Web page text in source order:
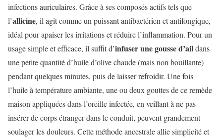
infections auriculaires. Grâce à ses composés actifs tels que
l’allicine, il agit comme un puissant antibactérien et antifongique,
idéal pour apaiser les irritations et réduire l’inflammation. Pour un
usage simple et efficace, il suffit d’infuser une gousse d’aildans
une petite quantité d’huile d’olive chaude (mais non bouillante)
pendant quelques minutes, puis de laisser refroidir. Une fois
l’huile à température ambiante, une ou deux gouttes de ce remède
maison appliquées dans l’oreille infectée, en veillant à ne pas
insérer de corps étranger dans le conduit, peuvent grandement
soulager les douleurs. Cette méthode ancestrale allie simplicité et